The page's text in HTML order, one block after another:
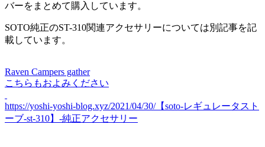
バーをまとめて購入しています。
SOTO純正のST-310関連アクセサリーについては別記事を記
載しています。
Raven Campers gather
こちらもおよみください
https://yoshi-yoshi-blog.xyz/2021/04/30/【soto-レギュレータスト
ーブ-st-310】-純正アクセサリー